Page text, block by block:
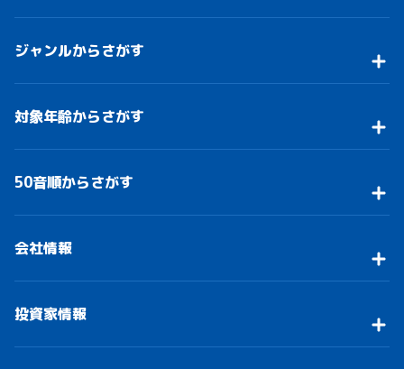
ジャンルからさがす
対象年齢からさがす
50音順からさがす
会社情報
投資家情報